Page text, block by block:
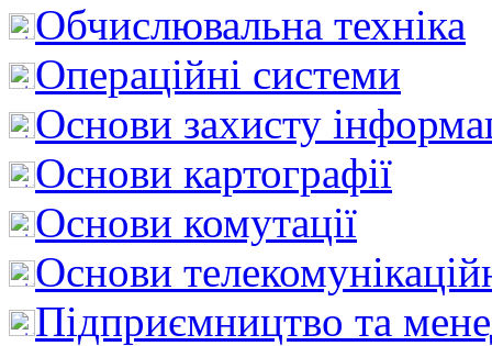
Обчислювальна техніка
Операційні системи
Основи захисту
Основи картографії
Основи комутації
Основи
Підприємництво та